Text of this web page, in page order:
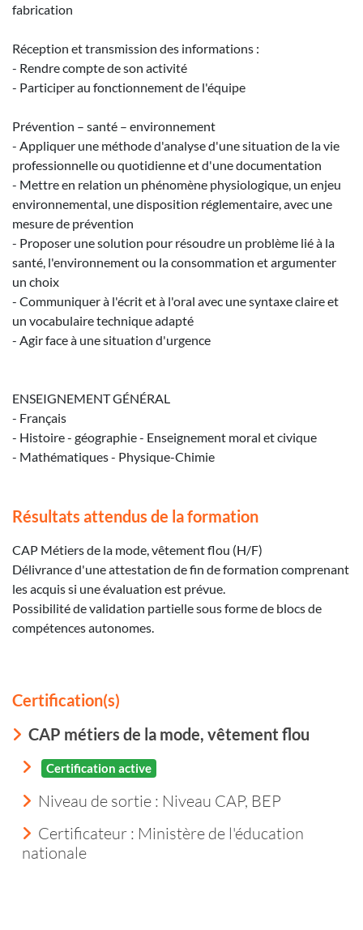
fabrication
Réception et transmission des informations :
- Rendre compte de son activité
- Participer au fonctionnement de l'équipe
Prévention – santé – environnement
- Appliquer une méthode d'analyse d'une situation de la vie
professionnelle ou quotidienne et d'une documentation
- Mettre en relation un phénomène physiologique, un enjeu
environnemental, une disposition réglementaire, avec une
mesure de prévention
- Proposer une solution pour résoudre un problème lié à la
santé, l'environnement ou la consommation et argumenter
un choix
- Communiquer à l'écrit et à l'oral avec une syntaxe claire et
un vocabulaire technique adapté
- Agir face à une situation d'urgence
ENSEIGNEMENT GÉNÉRAL
- Français
- Histoire - géographie - Enseignement moral et civique
- Mathématiques - Physique-Chimie
Résultats attendus de la formation
CAP Métiers de la mode, vêtement flou (H/F)
Délivrance d'une attestation de fin de formation comprenant
les acquis si une évaluation est prévue.
Possibilité de validation partielle sous forme de blocs de
compétences autonomes.
Certification(s)
CAP métiers de la mode, vêtement flou
Certification active
Niveau de sortie : Niveau CAP, BEP
Certificateur : Ministère de l'éducation
nationale